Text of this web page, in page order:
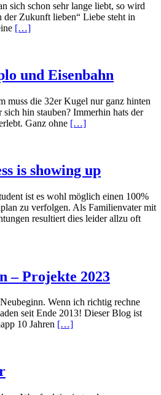
sich schon sehr lange liebt, so wird
der Zukunft lieben“ Liebe steht in
[…]
und Eisenbahn
muss die 32er Kugel nur ganz hinten
hin stauben? Immerhin hats der
Ganz ohne […]
is showing up
ist es wohl möglich einen 100%
zu verfolgen. Als Familienvater mit
resultiert dies leider allzu oft
– Projekte 2023
Wenn ich richtig rechne
seit Ende 2013! Dieser Blog ist
10 Jahren […]